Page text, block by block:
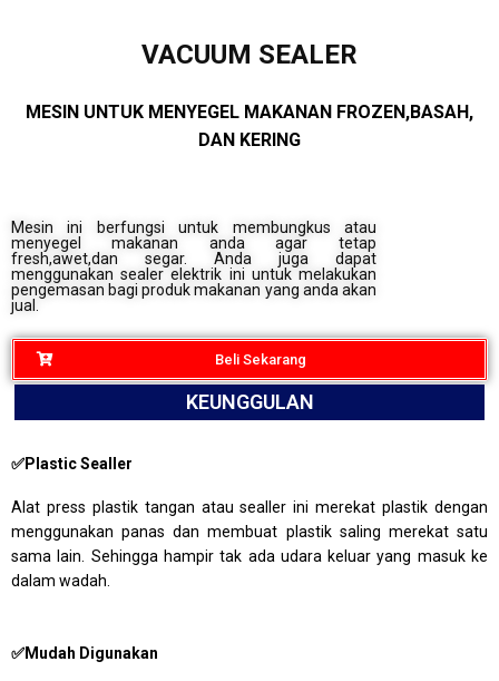
VACUUM SEALER
MESIN UNTUK MENYEGEL MAKANAN FROZEN,BASAH,
DAN KERING
Mesin ini berfungsi untuk membungkus atau
menyegel makanan anda agar tetap
fresh,awet,dan segar. Anda juga dapat
menggunakan sealer elektrik ini untuk melakukan
pengemasan bagi produk makanan yang anda akan
jual.
Beli Sekarang
KEUNGGULAN
✅Plastic Sealler
Alat press plastik tangan atau sealler ini merekat plastik dengan
menggunakan panas dan membuat plastik saling merekat satu
sama lain. Sehingga hampir tak ada udara keluar yang masuk ke
dalam wadah.
✅Mudah Digunakan